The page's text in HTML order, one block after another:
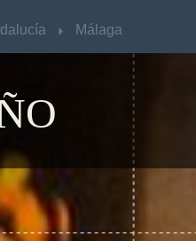
Málaga
Málaga